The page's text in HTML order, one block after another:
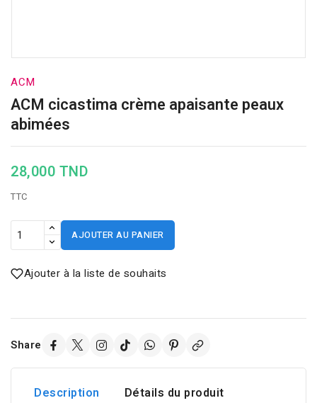
ACM
ACM cicastima crème apaisante peaux
abimées
28,000 TND
TTC
AJOUTER AU PANIER
Ajouter à la liste de souhaits
Share
Description Détails du produit